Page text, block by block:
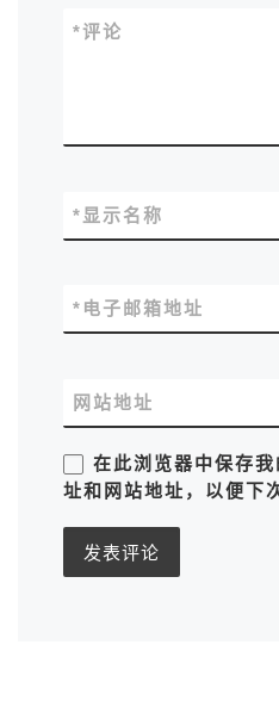
评论
*
显示名称
*
电子邮箱地址
*
网站地址
在此浏览器中保存
址和网站地址，以便下